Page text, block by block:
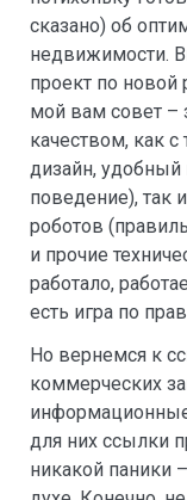
сказано) об
недвижимости.
проект по новой
мой вам совет –
качеством, как
дизайн, удобный
поведение), так
роботов
и прочие
работало,
есть игра по
Но вернемся к
коммерческих
для них ссылки
никакой паники